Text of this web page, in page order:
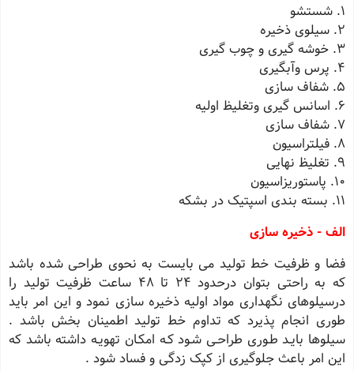
1. شستشو
2. سیلوی ذخیره
3. خوشه گیری و چوب گیری
4. پرس وآبگیری
5. شفاف سازی
6. اسانس گیری وتغلیظ اولیه
7. شفاف سازی
8. فیلتراسیون
9. تغلیظ نهایی
10. پاستوریزاسیون
11. بسته بندی اسپتیک در بشکه
الف - ذخیره سازی
فضا و ظرفیت خط تولید می بایست به نحوی طراحی شده باشد
که به راحتی بتوان درحدود 24 تا 48 ساعت ظرفیت تولید را
درسیلوهای نگهداری مواد اولیه ذخیره سازی نمود و این امر باید
طوری انجام پذیرد که تداوم خط تولید اطمینان بخش باشد .
سیلوها بایـد طـوری طراحـی شـود کـه امکـان تهویـه داشته باشد که
این امر باعث جلوگیری از کپک زدگی و فساد شود .